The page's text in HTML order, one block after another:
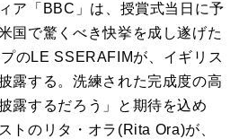
ア「BBC」は、授賞式当日に予
国で驚くべき快挙を成し遂げた
のLE SSERAFIMが、イギリス
露する。洗練された完成度の高
露するだろう」と期待を込め
トのリタ・オラ(Rita Ora)が、